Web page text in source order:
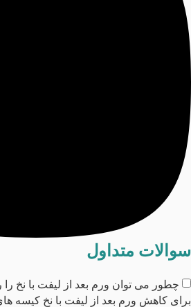
سوالات متداول
چطور می توان ورم بعد از لیفت با نخ را